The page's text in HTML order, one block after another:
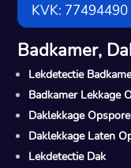
KVK: 77494490
Badkamer,
Lekdetectie
Badkamer Lekkage
Daklekkage
Daklekkage Laten
Lekdetectie Dak